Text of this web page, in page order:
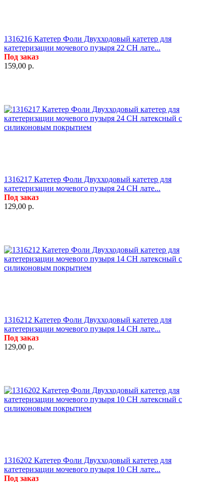
1316216 Катетер Фоли Двухходовый катетер для
катетеризации мочевого пузыря 22 СН лате...
Под заказ
159,00 р.
1316217 Катетер Фоли Двухходовый катетер для
катетеризации мочевого пузыря 24 СН лате...
Под заказ
129,00 р.
1316212 Катетер Фоли Двухходовый катетер для
катетеризации мочевого пузыря 14 СН лате...
Под заказ
129,00 р.
1316202 Катетер Фоли Двухходовый катетер для
катетеризации мочевого пузыря 10 СН лате...
Под заказ